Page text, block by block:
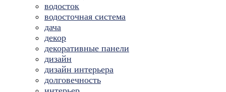
водосток
водосточная система
дача
декор
декоративные панели
дизайн
дизайн интерьера
долговечность